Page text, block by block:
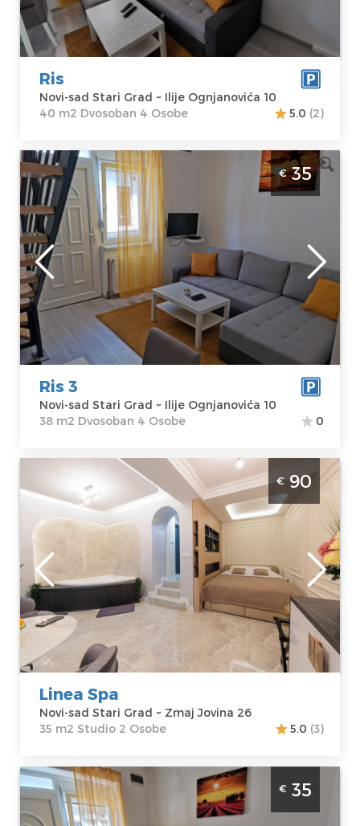
Adresa: Ilije
Ognjanovića 10
Cena35 €
m2
Struktura :
Dvosoban
Ris
Novi-sad Stari Grad ~ Ilije Ognjanovića 10
40 m2 Dvosoban 4 Osobe
5.0 (2)
Dvosoban Apartman Ris 3 Novi Sad Stari
Grad. Apartman je pogodan za 4 osobe.
Povrsine je 40m2. U samom centru Novog
Sada.
Novi-sad
Lokacija: Novi-
sad Stari Grad
Adresa:
Ilije
Ognjanovića 10
Cena
35 €
Gosti:4
Kvadratura : 38
m2
Struktura :
Dvosoban
€35
Ris 3
Novi-sad Stari Grad ~ Ilije Ognjanovića 10
38 m2 Dvosoban 4 Osobe
0
Studio Apartman Linea Spa Novi Sad Stari
Grad je moderan apartman za dvoje sa
djakuzijem u centru Novog Sada
Novi-sad
Lokacija:
Novi-
sad Stari Grad
Adresa:
Zmaj
Jovina 26
Cena90 €
Gosti:2
Kvadratura :
m2
Struktura :
Studio
€90
Linea Spa
Novi-sad Stari Grad ~ Zmaj Jovina 26
35 m2 Studio 2 Osobe
5.0 (3)
Dvosoban Apartman Ris 2 Novi Sad Stari
grad Nalazi se u srcu Novog Sada, na prvom
spratu stambene zgrade bez lifta, veličine
€ 35